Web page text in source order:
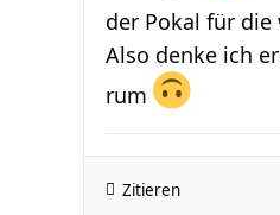
der Pokal für
Also denke ich
rum
Zitieren